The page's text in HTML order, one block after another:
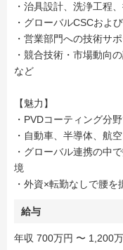
・治具設計、洗浄工程
・グローバルCSCおよ
・営業部門への技術サ
・競合技術・市場動向
など
【魅力】
・PVDコーティング分
・自動車、半導体、航
・グローバル連携の中
境
・外資×転勤なしで腰
給与
年収 700万円 〜 1,200